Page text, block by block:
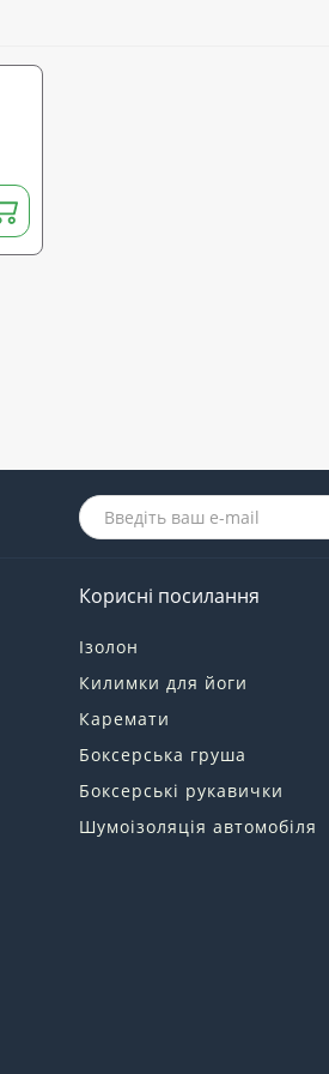
Корисні посилання
Ізолон
Килимки для йоги
Каремати
Боксерська груша
Боксерські рукавички
Шумоізоляція автомобіля